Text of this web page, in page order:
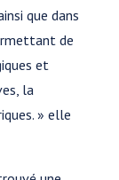
que dans
de
et
la
» elle